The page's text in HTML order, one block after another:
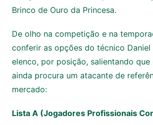
Brinco de Ouro da Princesa.
De olho na competição e na
conferir as opções do técnico Daniel
elenco, por posição, salientando que
ainda procura um atacante de
mercado:
Lista A (Jogadores Profissionais